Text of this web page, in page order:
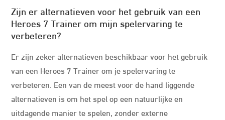
Zijn er alternatieven voor het gebruik van een
Heroes 7 Trainer om mijn spelervaring te
verbeteren?
Er zijn zeker alternatieven beschikbaar voor het gebruik
van een Heroes 7 Trainer om je spelervaring te
verbeteren. Een van de meest voor de hand liggende
alternatieven is om het spel op een natuurlijke en
uitdagende manier te spelen, zonder externe